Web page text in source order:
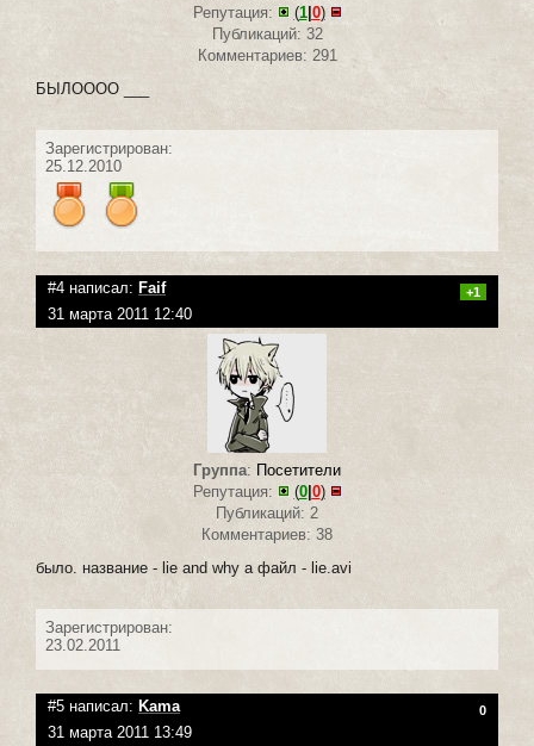
Репутация:
(1| 0)
Публикаций: 32
Комментариев: 291
БЫЛОООО ___
Зарегистрирован:
25.12.2010
#4 написал: Faif +1
31 марта 2011 12:40
Группа: Посетители
Репутация:
(0| 0)
Публикаций: 2
Комментариев: 38
было. название - lie and why а файл - lie.avi
Зарегистрирован:
23.02.2011
#5 написал: Kama 0
31 марта 2011 13:49